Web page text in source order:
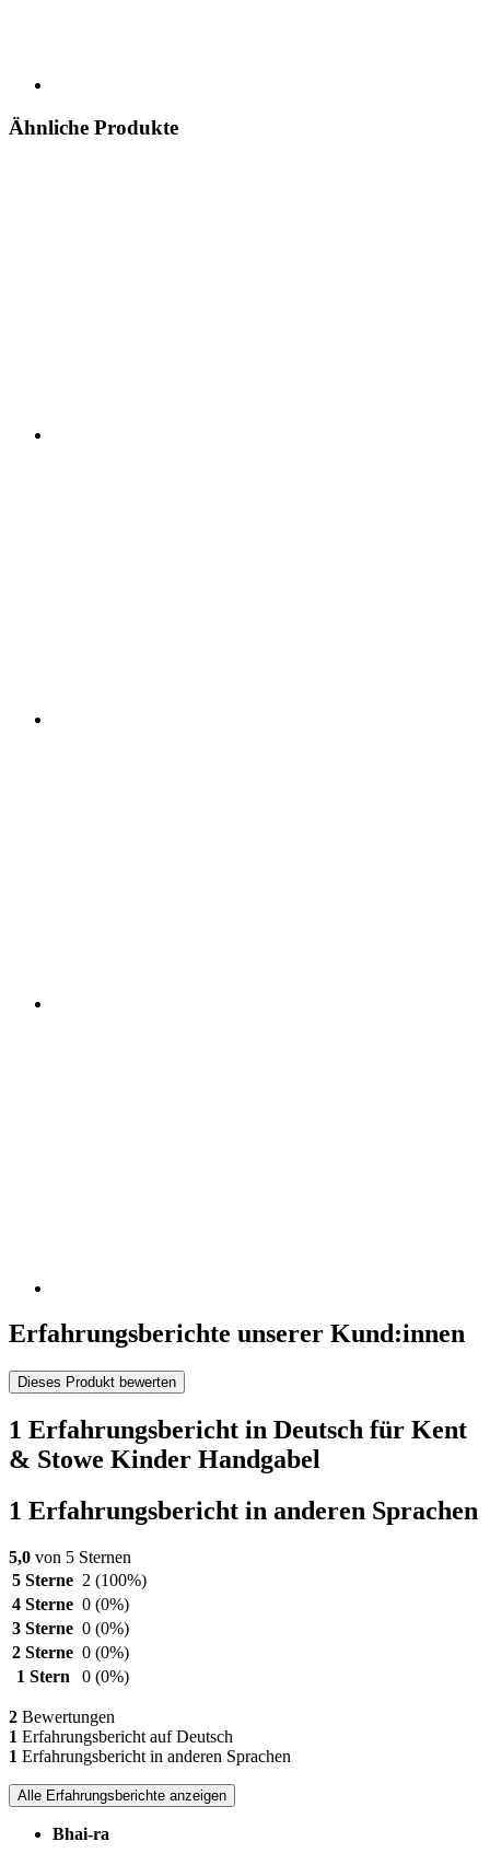
Ähnliche Produkte
Erfahrungsberichte unserer Kund:innen
Dieses Produkt bewerten
1 Erfahrungsbericht in Deutsch für Kent
& Stowe Kinder Handgabel
1 Erfahrungsbericht in anderen Sprachen
5,0 von 5 Sternen
5 Sterne 2 (100%)
4 Sterne 0 (0%)
3 Sterne 0 (0%)
2 Sterne 0 (0%)
1 Stern
0 (0%)
2 Bewertungen
1 Erfahrungsbericht auf Deutsch
1 Erfahrungsbericht in anderen Sprachen
Alle Erfahrungsberichte anzeigen
Bhai-ra